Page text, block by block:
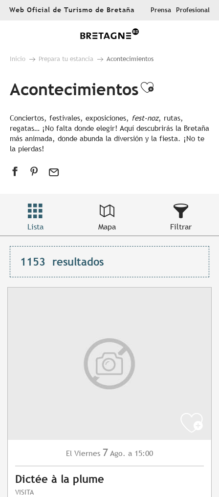
AllerWeb Oficial de Turismo de Bretaña Prensa Profesional
Inicio Prepara tu estancia Acontecimientos
AcontecimientosAjouter
Conciertos, festivales, exposiciones, fest-noz, rutas,
regatas… ¡No falta donde elegir! Aquí descubrirás la Bretaña
más animada, donde abunda la diversión y la fiesta. ¡No te
la pierdas!
Lista Mapa Filtrar
1153 resultados
El Viernes 7 Ago. a 15:00
Dictée à la plume
VISITA